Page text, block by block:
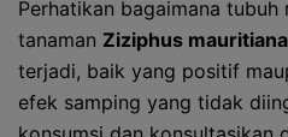
Perhatikan bagaimana tubuh
tanaman Ziziphus mauritiana
terjadi, baik yang positif
efek samping yang tidak